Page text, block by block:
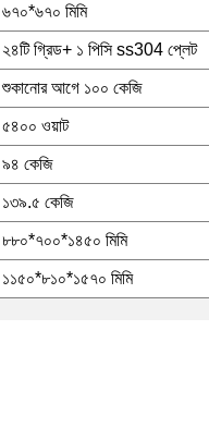
৬৭০*৬৭০ মিমি
২৪টি গ্রিড+ ১ পিসি ss304 প্লেট
শুকানোর আগে ১০০ কেজি
৫৪০০ ওয়াট
৯৪ কেজি
১৩৯.৫ কেজি
৮৮০*৭০০*১৪৫০ মিমি
১১৫০*৮১০*১৫৭০ মিমি